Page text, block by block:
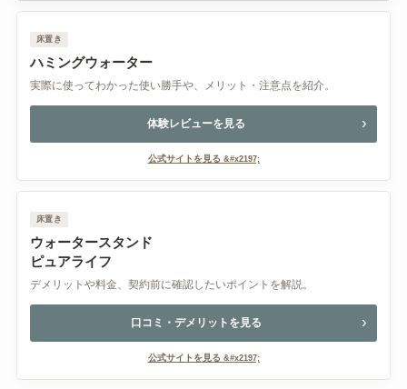
床置き
ハミングウォーター
実際に使ってわかった使い勝手や、メリット・注意点を紹介。
体験レビューを見る
公式サイトを見る
床置き
ウォータースタンド
ピュアライフ
デメリットや料金、契約前に確認したいポイントを解説。
口コミ・デメリットを見る
公式サイトを見る